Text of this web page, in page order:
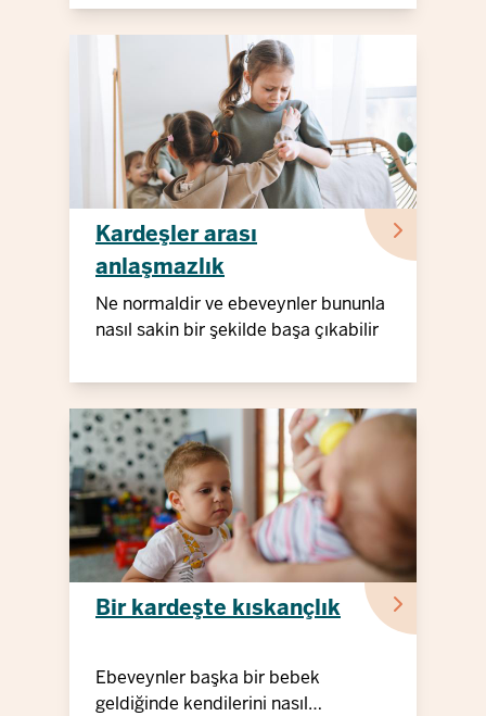
Kardeşler arası
anlaşmazlık
Ne normaldir ve ebeveynler bununla
nasıl sakin bir şekilde başa çıkabilir
Bir kardeşte kıskançlık
Ebeveynler başka bir bebek
geldiğinde kendilerini nasıl